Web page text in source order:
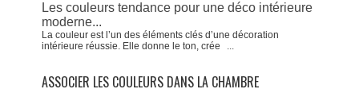
Les couleurs tendance pour une déco intérieure
moderne...
La couleur est l’un des éléments clés d’une décoration
intérieure réussie. Elle donne le ton, crée
...
ASSOCIER LES COULEURS DANS LA CHAMBRE